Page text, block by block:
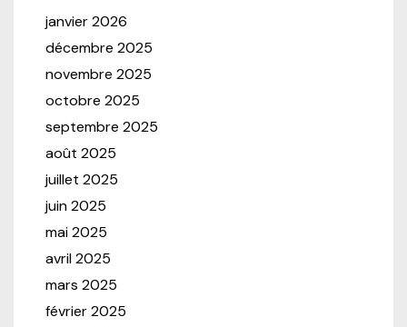
janvier 2026
décembre 2025
novembre 2025
octobre 2025
septembre 2025
août 2025
juillet 2025
juin 2025
mai 2025
avril 2025
mars 2025
février 2025